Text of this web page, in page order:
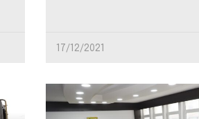
17/12/2021